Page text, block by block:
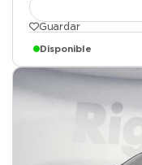
Guardar
Disponible